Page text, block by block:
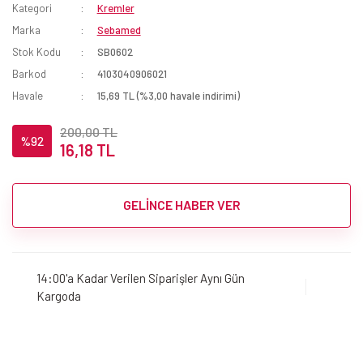
Kategori
Kremler
Marka
Sebamed
Stok Kodu
SB0602
Barkod
4103040906021
Havale
15,69 TL (%3,00 havale indirimi)
%92
200,00 TL
16,18 TL
GELİNCE HABER VER
14:00'a Kadar Verilen Siparişler Aynı Gün
Kargoda